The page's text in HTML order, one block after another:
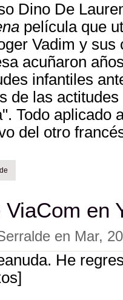
Dino De
película que
Vadim y sus
acuñaron
infantiles
de las
Todo aplicado
del otro
día?
en
en Mar,
He